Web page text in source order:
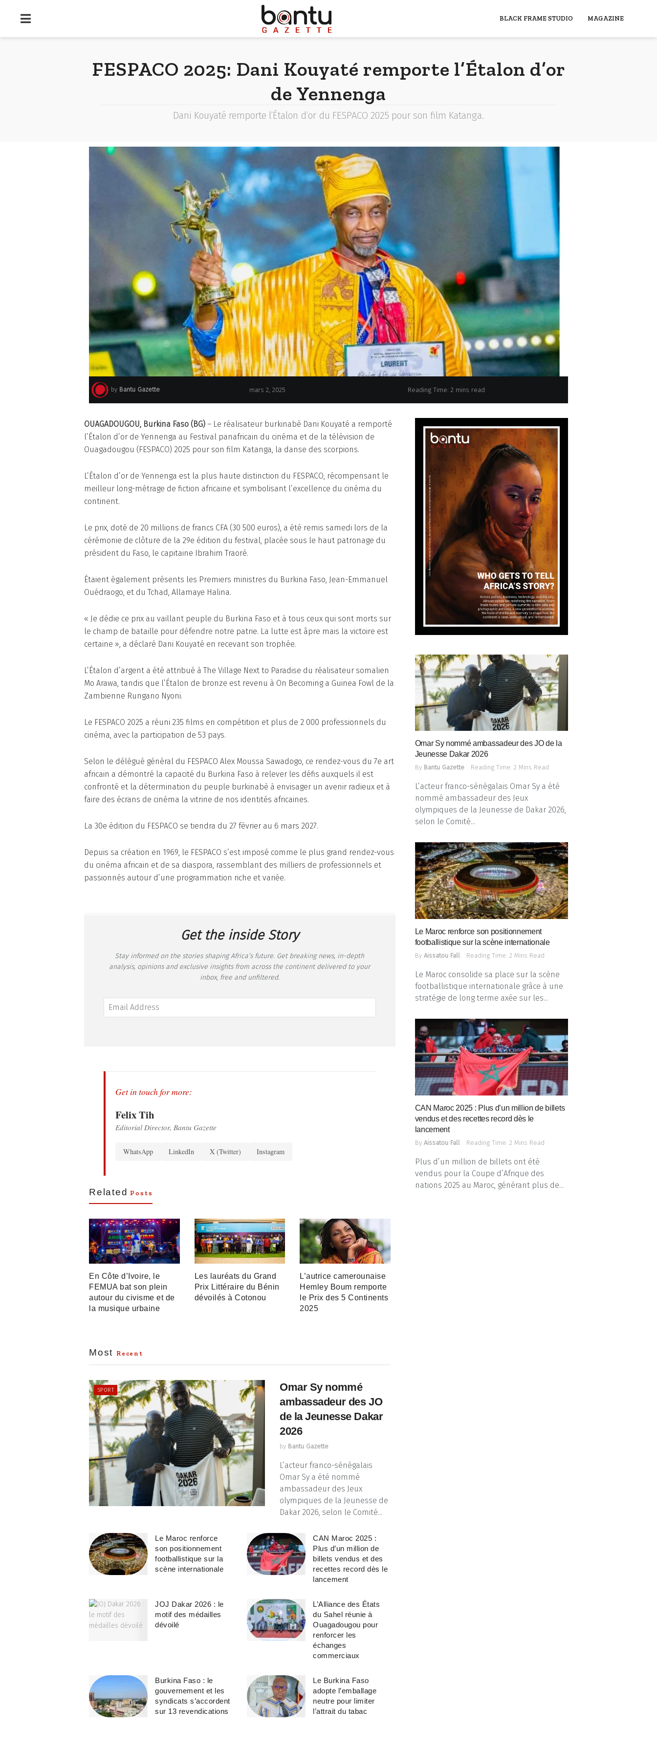
BLACK FRAME STUDIO MAGAZINE
FESPACO 2025: Dani Kouyaté remporte l’Étalon d’or
de Yennenga
Dani Kouyaté remporte l’Étalon d’or du FESPACO 2025 pour son film Katanga.
by Bantu Gazette mars 2, 2025 Reading Time: 2 mins read
OUAGADOUGOU, Burkina Faso (BG) – Le réalisateur burkinabè Dani Kouyaté a remporté
l’Étalon d’or de Yennenga au Festival panafricain du cinéma et de la télévision de
Ouagadougou (FESPACO) 2025 pour son film Katanga, la danse des scorpions.
L’Étalon d’or de Yennenga est la plus haute distinction du FESPACO, récompensant le
meilleur long-métrage de fiction africaine et symbolisant l’excellence du cinéma du
continent.
Le prix, doté de 20 millions de francs CFA (30 500 euros), a été remis samedi lors de la
cérémonie de clôture de la 29e édition du festival, placée sous le haut patronage du
président du Faso, le capitaine Ibrahim Traoré.
Étaient également présents les Premiers ministres du Burkina Faso, Jean-Emmanuel
Ouédraogo, et du Tchad, Allamaye Halina.
« Je dédie ce prix au vaillant peuple du Burkina Faso et à tous ceux qui sont morts sur
le champ de bataille pour défendre notre patrie. La lutte est âpre mais la victoire est
certaine », a déclaré Dani Kouyaté en recevant son trophée.
L’Étalon d’argent a été attribué à The Village Next to Paradise du réalisateur somalien
Mo Arawa, tandis que l’Étalon de bronze est revenu à On Becoming a Guinea Fowl de la
Zambienne Rungano Nyoni.
Le FESPACO 2025 a réuni 235 films en compétition et plus de 2 000 professionnels du
cinéma, avec la participation de 53 pays.
Selon le délégué général du FESPACO Alex Moussa Sawadogo, ce rendez-vous du 7e art
africain a démontré la capacité du Burkina Faso à relever les défis auxquels il est
confronté et la détermination du peuple burkinabè à envisager un avenir radieux et à
faire des écrans de cinéma la vitrine de nos identités africaines.
La 30e édition du FESPACO se tiendra du 27 février au 6 mars 2027.
Depuis sa création en 1969, le FESPACO s’est imposé comme le plus grand rendez-vous
du cinéma africain et de sa diaspora, rassemblant des milliers de professionnels et
passionnés autour d’une programmation riche et variée.
Get the inside Story
Stay informed on the stories shaping Africa’s future. Get breaking news, in-depth
analysis, opinions and exclusive insights from across the continent delivered to your
inbox, free and unfiltered.
Get in touch for more:
Felix Tih
Editorial Director, Bantu Gazette
WhatsApp LinkedIn X (Twitter) Instagram
Related Posts
En Côte d’Ivoire, le
FEMUA bat son plein
autour du civisme et de
la musique urbaine
Les lauréats du Grand
Prix Littéraire du Bénin
dévoilés à Cotonou
L’autrice camerounaise
Hemley Boum remporte
le Prix des 5 Continents
2025
Most Recent
SPORT
Omar Sy nommé
ambassadeur des JO
de la Jeunesse Dakar
2026
by Bantu Gazette
L’acteur franco-sénégalais
Omar Sy a été nommé
ambassadeur des Jeux
olympiques de la Jeunesse de
Dakar 2026, selon le Comité...
Le Maroc renforce
son positionnement
footballistique sur la
scène internationale
CAN Maroc 2025 :
Plus d’un million de
billets vendus et des
recettes record dès le
lancement
JOJ Dakar 2026 : le
motif des médailles
dévoilé
L’Alliance des États
du Sahel réunie à
Ouagadougou pour
renforcer les
échanges
commerciaux
Burkina Faso : le
gouvernement et les
syndicats s’accordent
sur 13 revendications
Le Burkina Faso
adopte l’emballage
neutre pour limiter
l’attrait du tabac
Omar Sy nommé ambassadeur des JO de la
Jeunesse Dakar 2026
By Bantu Gazette Reading Time: 2 Mins Read
L’acteur franco-sénégalais Omar Sy a été
nommé ambassadeur des Jeux
olympiques de la Jeunesse de Dakar 2026,
selon le Comité...
Le Maroc renforce son positionnement
footballistique sur la scène internationale
By Aissatou Fall Reading Time: 2 Mins Read
Le Maroc consolide sa place sur la scène
footballistique internationale grâce à une
stratégie de long terme axée sur les...
CAN Maroc 2025 : Plus d’un million de billets
vendus et des recettes record dès le
lancement
By Aissatou Fall Reading Time: 2 Mins Read
Plus d’un million de billets ont été
vendus pour la Coupe d’Afrique des
nations 2025 au Maroc, générant plus de...